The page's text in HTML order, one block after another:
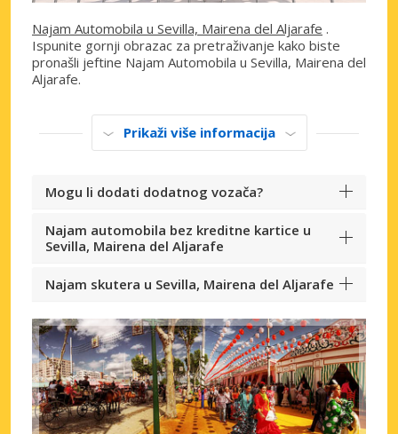
Najam Automobila u Sevilla, Mairena del Aljarafe .
Ispunite gornji obrazac za pretraživanje kako biste
pronašli jeftine Najam Automobila u Sevilla, Mairena del
Aljarafe.
Prikaži više informacija
Mogu li dodati dodatnog vozača?
Najam automobila bez kreditne kartice u
Sevilla, Mairena del Aljarafe
Najam skutera u Sevilla, Mairena del Aljarafe